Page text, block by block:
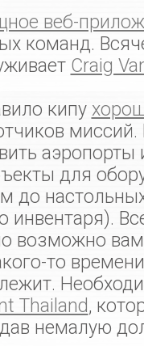
веб-
команд.
Craig
кипу
аэропорты
для
до
инвентаря).
возможно
то
лежит.
Thailand,
немалую